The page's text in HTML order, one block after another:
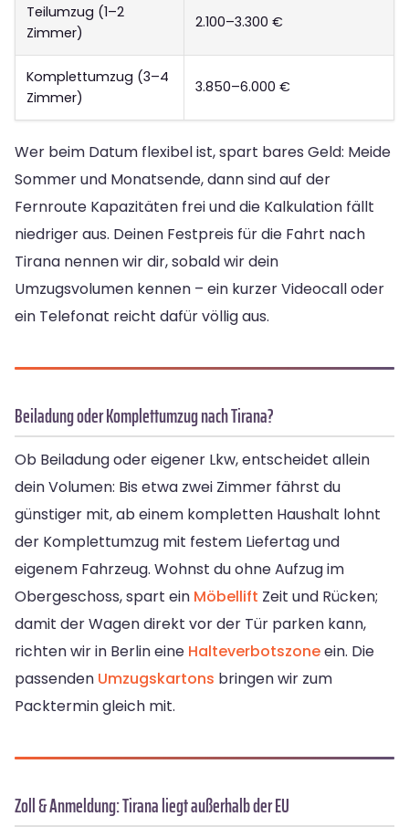
Teilumzug (1–2
Zimmer)
2.100–3.300 €
Komplettumzug (3–4
Zimmer)
3.850–6.000 €
Wer beim Datum flexibel ist, spart bares Geld: Meide
Sommer und Monatsende, dann sind auf der
Fernroute Kapazitäten frei und die Kalkulation fällt
niedriger aus. Deinen Festpreis für die Fahrt nach
Tirana nennen wir dir, sobald wir dein
Umzugsvolumen kennen – ein kurzer Videocall oder
ein Telefonat reicht dafür völlig aus.
Beiladung oder Komplettumzug nach Tirana?
Ob Beiladung oder eigener Lkw, entscheidet allein
dein Volumen: Bis etwa zwei Zimmer fährst du
günstiger mit, ab einem kompletten Haushalt lohnt
der Komplettumzug mit festem Liefertag und
eigenem Fahrzeug. Wohnst du ohne Aufzug im
Obergeschoss, spart ein Möbellift Zeit und Rücken;
damit der Wagen direkt vor der Tür parken kann,
richten wir in Berlin eine Halteverbotszoneein. Die
passenden Umzugskartons bringen wir zum
Packtermin gleich mit.
Zoll & Anmeldung: Tirana liegt außerhalb der EU